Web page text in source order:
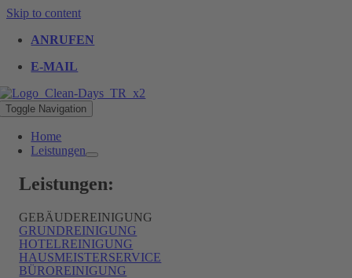
Skip to content
ANRUFEN
E-MAIL
Toggle Navigation
Home
Leistungen
Leistungen:
GEBÄUDEREINIGUNG
GRUNDREINIGUNG
HOTELREINIGUNG
HAUSMEISTERSERVICE
BÜROREINIGUNG